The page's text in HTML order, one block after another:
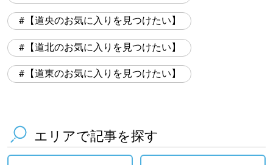
【道央のお気に入りを見つけたい】
【道北のお気に入りを見つけたい】
【道東のお気に入りを見つけたい】
エリアで記事を探す